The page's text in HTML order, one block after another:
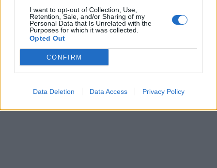
I want to opt-out of Collection, Use,
Retention, Sale, and/or Sharing of my
Personal Data that Is Unrelated with the
Purposes for which it was collected.
Opted Out
CONFIRM
Data Deletion Data Access Privacy Policy